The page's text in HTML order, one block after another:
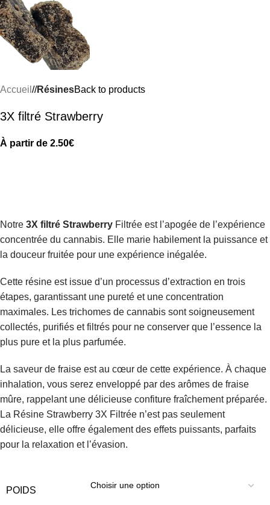
Accueil / RésinesBack to products
3X filtré Strawberry
À partir de 2.50€
Notre 3X filtré Strawberry Filtrée est l’apogée de l’expérience
concentrée du cannabis. Elle marie habilement la puissance et
la douceur fruitée pour une expérience inégalée.
Cette résine est issue d’un processus d’extraction en trois
étapes, garantissant une pureté et une concentration
maximales. Les trichomes de cannabis sont soigneusement
collectés, purifiés et filtrés pour ne conserver que l’essence la
plus pure et la plus parfumée.
La saveur de fraise est au cœur de cette expérience. À chaque
inhalation, vous serez enveloppé par des arômes de fraise
mûre, rappelant une délicieuse confiture fraîchement préparée.
La Résine Strawberry 3X Filtrée n’est pas seulement
délicieuse, elle offre également des effets puissants, parfaits
pour la relaxation et l’évasion.
POIDS